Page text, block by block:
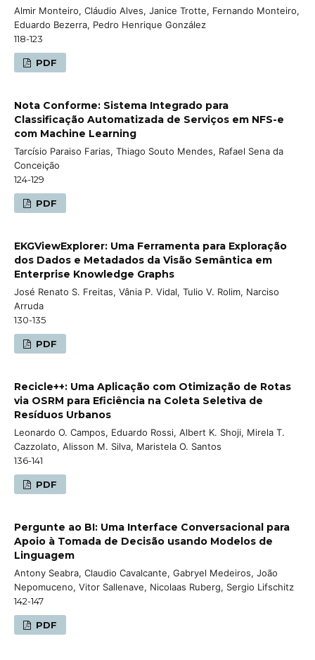
Almir Monteiro, Cláudio Alves, Janice Trotte, Fernando Monteiro,
Eduardo Bezerra, Pedro Henrique González
118-123
PDF
Nota Conforme: Sistema Integrado para
Classificação Automatizada de Serviços em NFS-e
com Machine Learning
Tarcísio Paraiso Farias, Thiago Souto Mendes, Rafael Sena da
Conceição
124-129
PDF
EKGViewExplorer: Uma Ferramenta para Exploração
dos Dados e Metadados da Visão Semântica em
Enterprise Knowledge Graphs
José Renato S. Freitas, Vânia P. Vidal, Tulio V. Rolim, Narciso
Arruda
130-135
PDF
Recicle++: Uma Aplicação com Otimização de Rotas
via OSRM para Eficiência na Coleta Seletiva de
Resíduos Urbanos
Leonardo O. Campos, Eduardo Rossi, Albert K. Shoji, Mirela T.
Cazzolato, Alisson M. Silva, Maristela O. Santos
136-141
PDF
Pergunte ao BI: Uma Interface Conversacional para
Apoio à Tomada de Decisão usando Modelos de
Linguagem
Antony Seabra, Claudio Cavalcante, Gabryel Medeiros, João
Nepomuceno, Vitor Sallenave, Nicolaas Ruberg, Sergio Lifschitz
142-147
PDF